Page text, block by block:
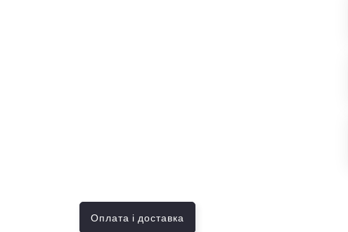
Оплата і доставка